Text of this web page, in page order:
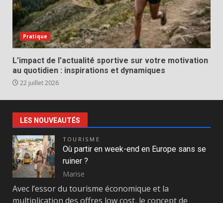
Pratique
L’impact de l’actualité sportive sur votre motivation
au quotidien : inspirations et dynamiques
22 juillet 2026
LES NOUVEAUTÉS
TOURISME
Où partir en week-end en Europe sans se
ruiner ?
Marise
Avec l’essor du tourisme économique et la
multiplication des offres low cost, le concept de